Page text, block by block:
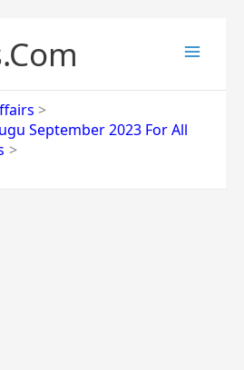
September 2023 For All